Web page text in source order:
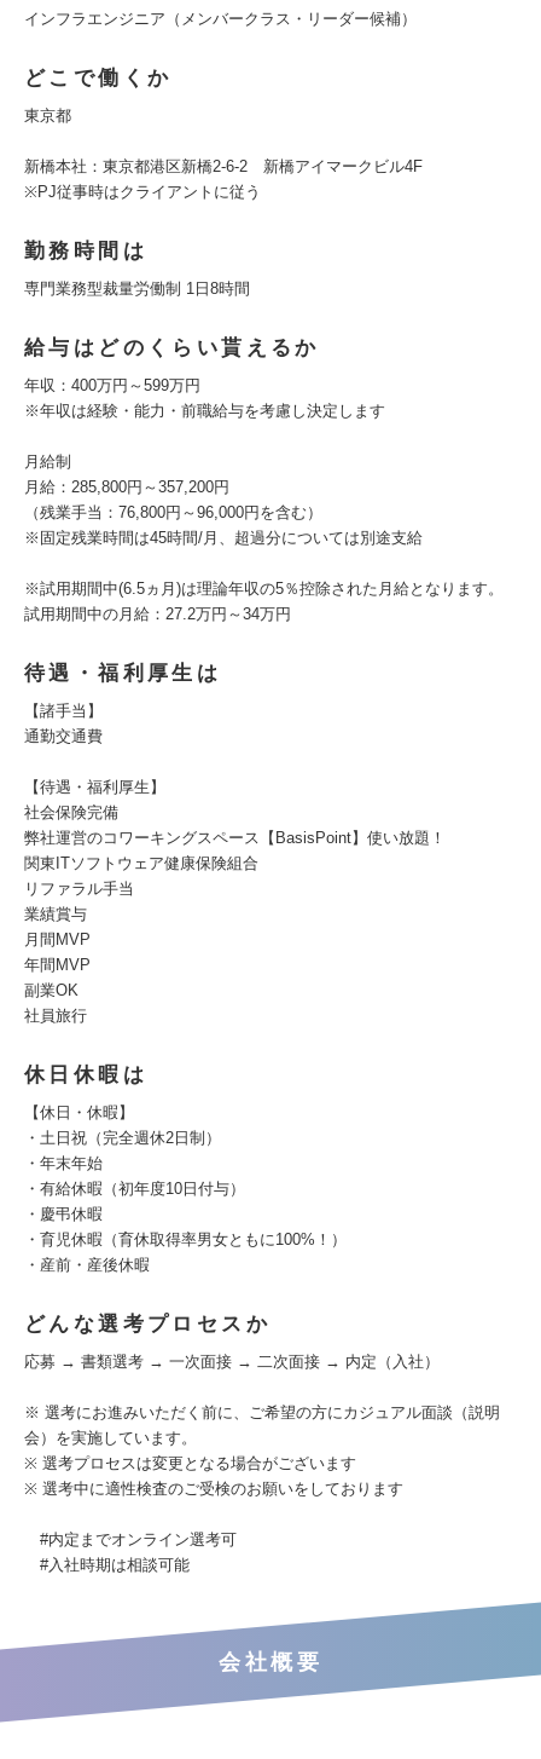
インフラエンジニア（メンバークラス・リーダー候補）
どこで働くか
東京都
新橋本社：東京都港区新橋2-6-2 新橋アイマークビル4F
※PJ従事時はクライアントに従う
勤務時間は
専門業務型裁量労働制 1日8時間
給与はどのくらい貰えるか
年収：400万円～599万円
※年収は経験・能力・前職給与を考慮し決定します
月給制
月給：285,800円～357,200円
（残業手当：76,800円～96,000円を含む）
※固定残業時間は45時間/月、超過分については別途支給
※試用期間中(6.5ヵ月)は理論年収の5％控除された月給となります。
試用期間中の月給：27.2万円～34万円
待遇・福利厚生は
【諸手当】
通勤交通費
【待遇・福利厚生】
社会保険完備
弊社運営のコワーキングスペース【BasisPoint】使い放題！
関東ITソフトウェア健康保険組合
リファラル手当
業績賞与
月間MVP
年間MVP
副業OK
社員旅行
休日休暇は
【休日・休暇】
・土日祝（完全週休2日制）
・年末年始
・有給休暇（初年度10日付与）
・慶弔休暇
・育児休暇（育休取得率男女ともに100%！）
・産前・産後休暇
どんな選考プロセスか
応募 → 書類選考 → 一次面接 → 二次面接 → 内定（入社）
※ 選考にお進みいただく前に、ご希望の方にカジュアル面談（説明
会）を実施しています。
※ 選考プロセスは変更となる場合がございます
※ 選考中に適性検査のご受検のお願いをしております
#内定までオンライン選考可
#入社時期は相談可能
会社概要